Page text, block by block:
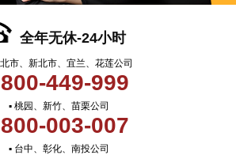
全年无休-24小时
市、新北市、宜兰、花莲公司
449-999
▪ 桃园、新竹、苗栗公司
003-007
▪ 台中、彰化、南投公司